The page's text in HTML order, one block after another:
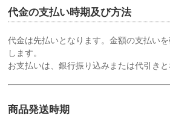
代金の支払い時期及び方法
代金は先払いとなります。金額の支払い
します。
お支払いは、銀行振り込みまたは代引きと
商品発送時期